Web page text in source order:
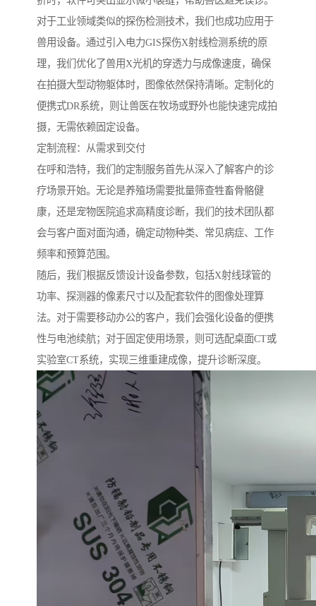
对于工业领域类似的探伤检测技术，我们也成功应用于
兽用设备。通过引入电力GIS探伤X射线检测系统的原
理，我们优化了兽用X光机的穿透力与成像速度，确保
在拍摄大型动物躯体时，图像依然保持清晰。定制化的
便携式DR系统，则让兽医在牧场或野外也能快速完成拍
摄，无需依赖固定设备。
定制流程：从需求到交付
在呼和浩特，我们的定制服务首先从深入了解客户的诊
疗场景开始。无论是养殖场需要批量筛查牲畜骨骼健
康，还是宠物医院追求高精度诊断，我们的技术团队都
会与客户面对面沟通，确定动物种类、常见病症、工作
频率和预算范围。
随后，我们根据反馈设计设备参数，包括X射线球管的
功率、探测器的像素尺寸以及配套软件的图像处理算
法。对于需要移动办公的客户，我们会强化设备的便携
性与电池续航；对于固定使用场景，则可选配桌面CT或
实验室CT系统，实现三维重建成像，提升诊断深度。